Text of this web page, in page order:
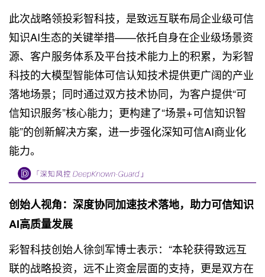
此次战略领投彩智科技，是致远互联布局企业级可信
知识AI生态的关键举措——依托自身在企业级场景资
源、客户服务体系及平台技术能力上的积累，为彩智
科技的大模型智能体可信认知技术提供更广阔的产业
落地场景；同时通过双方技术协同，为客户提供“可
信知识服务”核心能力；更构建了“场景+可信知识智
能”的创新解决方案，进一步强化深知可信AI商业化
能力。
创始人视角：深度协同加速技术落地，助力可信知识
AI高质量发展
彩智科技创始人徐剑军博士表示：“本轮获得致远互
联的战略投资，远不止资金层面的支持，更是双方在